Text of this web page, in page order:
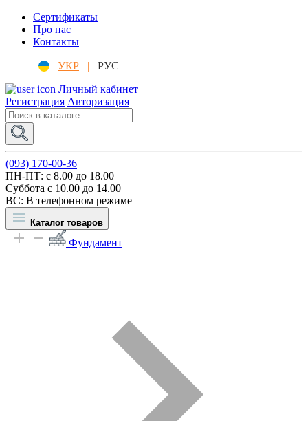
Сертификаты
Про нас
Контакты
УКР |
РУС
Личный кабинет
Регистрация Авторизация
(093) 170-00-36
ПН-ПТ: c 8.00 до 18.00
Суббота с 10.00 до 14.00
ВС: В телефонном режиме
Каталог товаров
Фундамент